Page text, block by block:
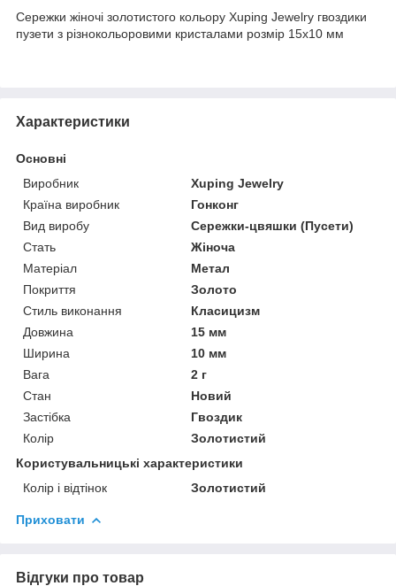
Сережки жіночі золотистого кольору Xuping Jewelry гвоздики
пузети з різнокольоровими кристалами розмір 15х10 мм
Характеристики
Основні
Виробник
Xuping Jewelry
Країна виробник
Гонконг
Вид виробу
Сережки-цвяшки (Пусети)
Стать
Жіноча
Матеріал
Метал
Покриття
Золото
Стиль виконання
Класицизм
Довжина
15 мм
Ширина
10 мм
Вага
2 г
Стан
Новий
Застібка
Гвоздик
Колір
Золотистий
Користувальницькі характеристики
Колір і відтінок
Золотистий
Приховати
Відгуки про товар